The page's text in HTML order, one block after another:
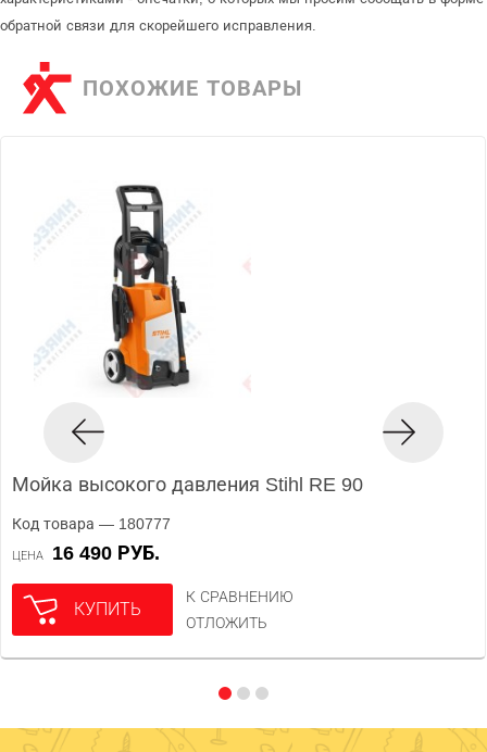
обратной связи для скорейшего исправления.
ПОХОЖИЕ ТОВАРЫ
Мойка высокого давления Stihl RE 90
Код товара — 180777
ЦЕНА 16 490 РУБ.
КУПИТЬ
К СРАВНЕНИЮ
ОТЛОЖИТЬ